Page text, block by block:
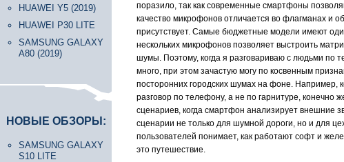
HUAWEI Y5 (2019)
HUAWEI P30 LITE
SAMSUNG GALAXY
A80 (2019)
НОВЫЕ ОБЗОРЫ:
SAMSUNG GALAXY
S10 LITE
поразило, так как современные смартфоны
качество микрофонов отличается во флагманах и
присутствует. Самые бюджетные модели имеют
нескольких микрофонов позволяет выстроить
шумы. Поэтому, когда я разговариваю с людьми по
много, при этом зачастую могу по косвенным
посторонних городских шумах на фоне. Например,
разговор по телефону, а не по гарнитуре, конечно
сценариев, когда смартфон анализирует внешние
сценарии не только для шумной дороги, но и для
пользователей понимает, как работают софт и
это путешествие.